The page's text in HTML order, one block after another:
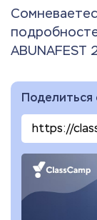
ABUNAFEST
Поделиться